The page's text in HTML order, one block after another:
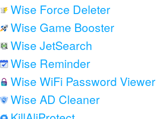
Wise Force Deleter
Wise Game Booster
Wise JetSearch
Wise Reminder
Wise WiFi Password Viewer
Wise AD Cleaner